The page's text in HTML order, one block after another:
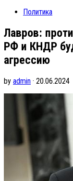
Политика
Лавров:
РФ и КНДР
агрессию
by admin · 20.06.2024